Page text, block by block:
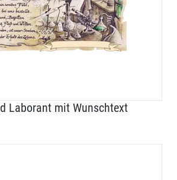
Laborant mit Wunschtext